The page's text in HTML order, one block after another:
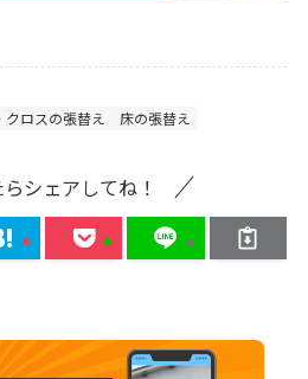
クロスの張替え 床の張替え
シェアしてね！